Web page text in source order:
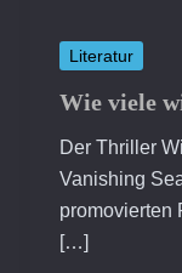
Literatur
Wie viele
Der Thriller
Vanishing
promovierten
[…]